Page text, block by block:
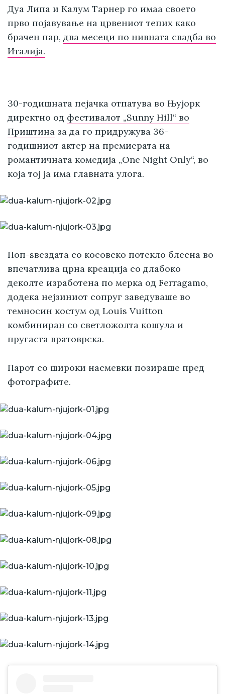
Дуа Липа и Калум Тарнер го имаа своето
прво појавување на црвениот тепих како
брачен пар, два месеци по нивната свадба во
Италија.
30-годишната пејачка отпатува во Њујорк
директно од фестивалот „Sunny Hill“ во
Приштина за да го придружува 36-
годишниот актер на премиерата на
романтичната комедија „One Night Only“, во
која тој ја има главната улога.
Поп-ѕвездата со косовско потекло блесна во
впечатлива црна креација со длабоко
деколте изработена по мерка од Ferragamo,
додека нејзиниот сопруг заведуваше во
темносин костум од Louis Vuitton
комбиниран со светложолта кошула и
пругаста вратоврска.
Парот со широки насмевки позираше пред
фотографите.